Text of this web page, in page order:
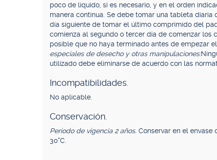
poco de líquido, si es necesario, y en el orden
manera continua. Se debe tomar una tableta diaria
día siguiente de tomar el último comprimido del
comienza al segundo o tercer día de comenzar
posible que no haya terminado antes de empezar
especiales de desecho y otras manipulaciones:
utilizado debe eliminarse de acuerdo con las
Incompatibilidades.
No aplicable.
Conservación.
Período de vigencia 2 años. Conservar en el
30°C.